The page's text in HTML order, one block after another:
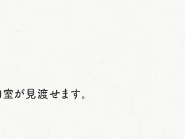
が見渡せます。